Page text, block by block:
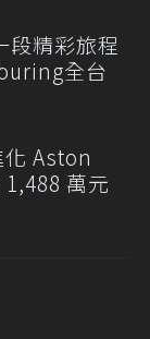
段精彩旅程
全台
Aston
萬元